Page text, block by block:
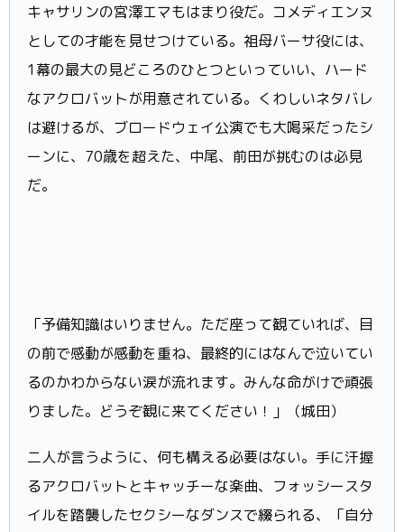
キャサリンの宮澤エマもはまり役だ。コメディエンヌ
としての才能を見せつけている。祖母バーサ役には、
1幕の最大の見どころのひとつといっていい、ハード
なアクロバットが用意されている。くわしいネタバレ
は避けるが、ブロードウェイ公演でも大喝采だったシ
ーンに、70歳を超えた、中尾、前田が挑むのは必見
だ。
「予備知識はいりません。ただ座って観ていれば、目
の前で感動が感動を重ね、最終的にはなんで泣いてい
るのかわからない涙が流れます。みんな命がけで頑張
りました。どうぞ観に来てください！」（城田）
二人が言うように、何も構える必要はない。手に汗握
るアクロバットとキャッチーな楽曲、フォッシースタ
イルを踏襲したセクシーなダンスで綴られる、「自分